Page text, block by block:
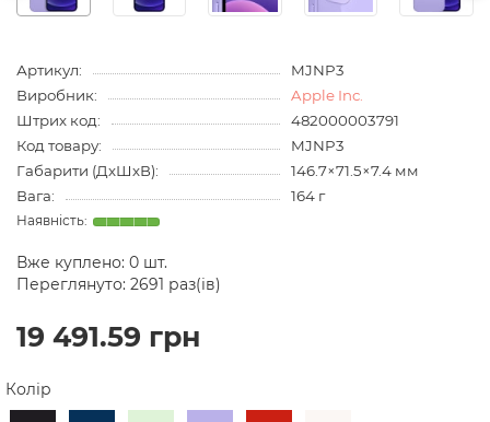
Артикул:
MJNP3
Виробник:
Apple Inc.
Штрих код:
482000003791
Код товару:
MJNP3
Габарити (ДхШхВ):
146.7×71.5×7.4 мм
Вага:
164 г
Вже куплено: 0 шт.
Переглянуто: 2691 раз(ів)
19 491.59 грн
Колір